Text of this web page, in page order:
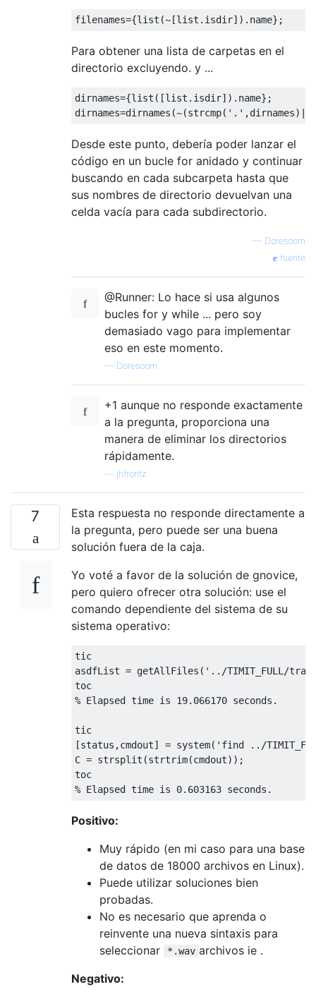
filenames={list (~[list.isdir]) . name} ;
Para obtener una lista de carpetas en el
directorio excluyendo. y ...
dirnames={list ([list.isdir]) . name} ;
dirnames=dirnames (~(strcmp( '.' ,dirnames) |
Desde este punto, debería poder lanzar el
código en un bucle for anidado y continuar
buscando en cada subcarpeta hasta que
sus nombres de directorio devuelvan una
celda vacía para cada subdirectorio.
— Doresoom
fuente
@Runner: Lo hace si usa algunos
bucles for y while ... pero soy
demasiado vago para implementar
eso en este momento.
— Doresoom
+1 aunque no responde exactamente
a la pregunta, proporciona una
manera de eliminar los directorios
rápidamente.
jhfrontz
7
Esta respuesta no responde directamente a
la pregunta, pero puede ser una buena
solución fuera de la caja.
Yo voté a favor de la solución de gnovice,
pero quiero ofrecer otra solución: use el
comando dependiente del sistema de su
sistema operativo:
tic
asdfList = getAllFiles ( '../TIMIT_FULL/
toc
% Elapsed time is 19.066170 seconds.
tic
[status ,cmdout] = system( 'find ../
C = strsplit (strtrim(cmdout)) ;
toc
% Elapsed time is 0.603163 seconds.
Positivo:
Muy rápido (en mi caso para una base
de datos de 18000 archivos en Linux).
Puede utilizar soluciones bien
probadas.
No es necesario que aprenda o
reinvente una nueva sintaxis para
seleccionar
*.wav archivos ie .
Negativo: